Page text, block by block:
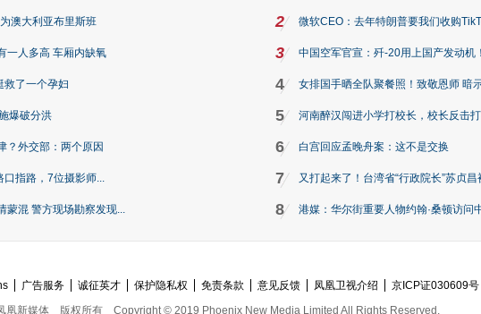
澳大利亚布里斯班
一人多高 车厢内缺氧
救了一个孕妇
爆破分洪
？外交部：两个原因
口指路，7位摄影师...
蒙混 警方现场勘察发现...
2 微软CEO：去年特朗普要我们收购
3 中国空军官宣：歼-20用上国产发动机！
4 女排国手晒全队聚餐照！致敬恩师 暗
5 河南醉汉闯进小学打校长，校长反击
6 白宫回应孟晚舟案：这不是交换
7 又打起来了！台湾省“行政院长”苏贞
8 港媒：华尔街重要人物约翰·桑顿访问
广告服务 诚征英才 保护隐私权 免责条款 意见反馈 凤凰卫视介绍 京ICP证030609号
凰新媒体
版权所有 Copyright © 2019 Phoenix New Media Limited All Rights Reserved.